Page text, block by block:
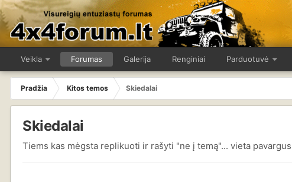
Veikla Forumas Galerija Renginiai Parduotuvė
Pradžia Kitos temos Skiedalai
Skiedalai
Tiems kas mėgsta replikuoti ir rašyti "ne į temą"... vieta